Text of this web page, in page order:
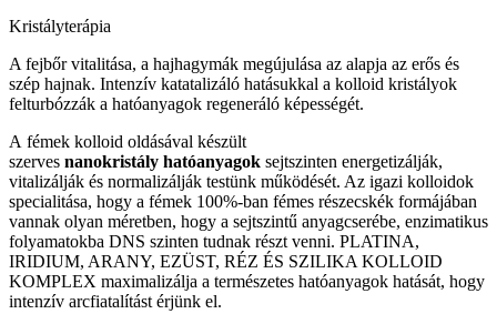
Kristályterápia
A fejbőr vitalitása, a hajhagymák megújulása az alapja az erős és
szép hajnak. Intenzív katatalizáló hatásukkal a kolloid kristályok
felturbózzák a hatóanyagok regeneráló képességét.
A fémek kolloid oldásával készült
szerves nanokristály hatóanyagok sejtszinten energetizálják,
vitalizálják és normalizálják testünk működését. Az igazi kolloidok
specialitása, hogy a fémek 100%-ban fémes részecskék formájában
vannak olyan méretben, hogy a sejtszintű anyagcserébe, enzimatikus
folyamatokba DNS szinten tudnak részt venni. PLATINA,
IRIDIUM, ARANY, EZÜST, RÉZ ÉS SZILIKA KOLLOID
KOMPLEX maximalizálja a természetes hatóanyagok hatását, hogy
intenzív arcfiatalítást érjünk el.